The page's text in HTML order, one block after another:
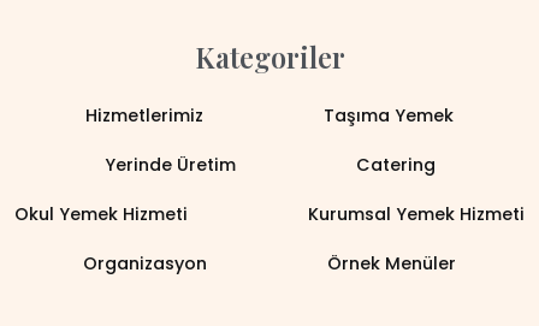
Kategoriler
Hizmetlerimiz Taşıma Yemek
Yerinde Üretim Catering
Okul Yemek Hizmeti Kurumsal Yemek Hizmeti
Organizasyon Örnek Menüler